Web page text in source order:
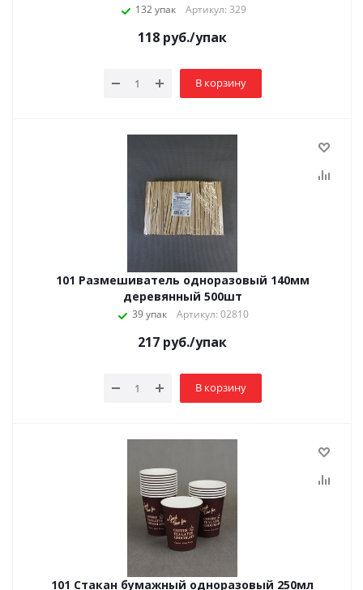
132 упак Артикул: 329
118 руб./упак
В корзину
101 Размешиватель одноразовый 140мм
деревянный 500шт
39 упак Артикул: 02810
217 руб./упак
В корзину
101 Стакан бумажный одноразовый 250мл